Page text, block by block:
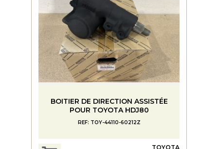
BOITIER DE DIRECTION ASSISTÉE
POUR TOYOTA HDJ80
REF: TOY-44110-60212Z
TOYOTA